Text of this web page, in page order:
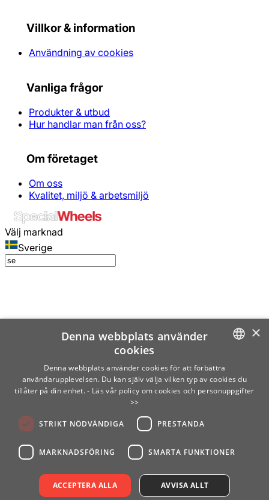
Villkor & information
Användning av cookies
Vanliga frågor
Produkter & utbud
Hur handlar man från oss?
Om företaget
Om oss
Kvalitet, miljö & arbetsmiljö
Välj marknad
Sverige
SWEDISH
×
Denna webbplats använder
cookies
Denna webbplats använder cookies för att förbättra
användarupplevelsen. Du kan själv välja vilken typ av cookies du
tillåter på din enhet. - Läs vår policy om cookies och personuppgifter
>>
STRIKT NÖDVÄNDIGA PRESTANDA
MARKNADSFÖRING SMARTA FUNKTIONER
ACCEPTERA ALLA AVVISA ALLT